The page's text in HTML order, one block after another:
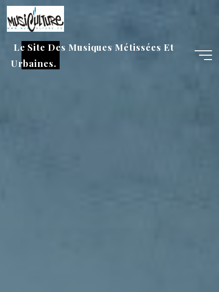
Aller
au
contenu
Le Site Des Musiques Métissées Et
Urbaines.